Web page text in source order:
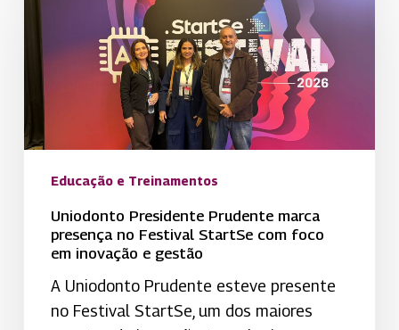
StartSe
foco
inovação
gestão
Educação e Treinamentos
Uniodonto Presidente Prudente marca
presença no Festival StartSe com foco
em inovação e gestão
A Uniodonto Prudente esteve presente
no Festival StartSe, um dos maiores